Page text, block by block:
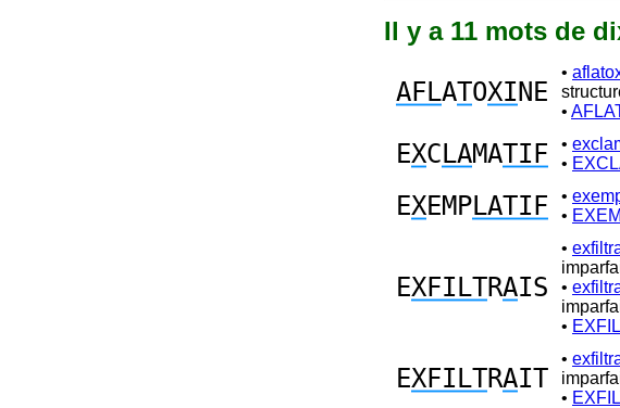
Il y a 11 mots de
AFLATOXI NE
•
•
EXC LAMATIF •
•
EXEMPLATIF •
•
EXFILTRAIS
•
•
•
EXFILTRAIT
•
•